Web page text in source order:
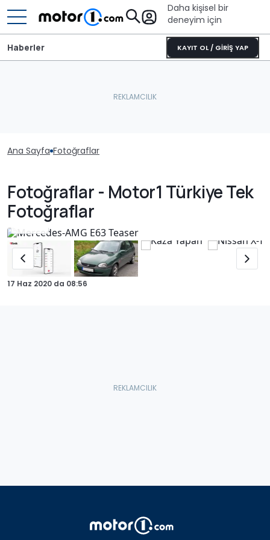
Daha kişisel bir
deneyim için
KAYIT OL / GİRİŞ YAP
Haberler
Ana Sayfa Fotoğraflar
Fotoğraflar - Motor1 Türkiye Tek
Fotoğraflar
17 Haz 2020 da 08:56